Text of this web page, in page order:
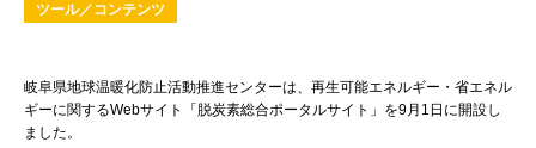
ツール／コンテンツ
岐阜県地球温暖化防止活動推進センターは、再生可能エネルギー・省エネル
ギーに関するWebサイト「脱炭素総合ポータルサイト」を9月1日に開設し
ました。